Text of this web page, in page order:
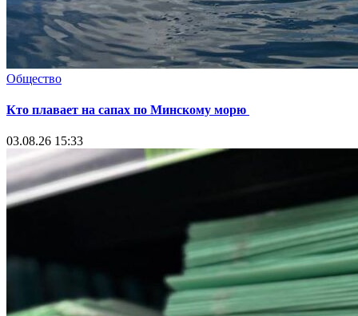
Общество
Кто плавает на сапах по Минскому морю
03.08.26 15:33